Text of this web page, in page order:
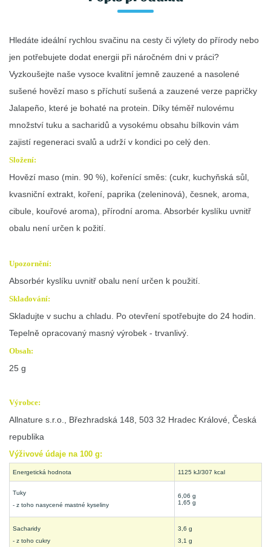
Hledáte ideální rychlou svačinu na cesty či výlety do přírody nebo
jen potřebujete dodat energii při náročném dni v práci?
Vyzkoušejte naše vysoce kvalitní jemně zauzené a nasolené
sušené hovězí maso s příchutí sušená a zauzené verze papričky
Jalapeño, které je bohaté na protein. Díky téměř nulovému
množství tuku a sacharidů a vysokému obsahu bílkovin vám
zajistí regeneraci svalů a udrží v kondici po celý den.
Složení:
Hovězí maso (min. 90 %), kořenící směs: (cukr, kuchyňská sůl,
kvasniční extrakt, koření, paprika (zeleninová), česnek, aroma,
cibule, kouřové aroma), přírodní aroma. Absorbér kyslíku uvnitř
obalu není určen k požití.
Upozornění:
Absorbér kyslíku uvnitř obalu není určen k použití.
Skladování:
Skladujte v suchu a chladu. Po otevření spotřebujte do 24 hodin.
Tepelně opracovaný masný výrobek - trvanlivý.
Obsah:
25 g
Výrobce:
Allnature s.r.o., Březhradská 148, 503 32 Hradec Králové, Česká
republika
Výživové údaje na 100 g:
Energetická hodnota 1125 kJ/307 kcal
Tuky
- z toho nasycené mastné kyseliny
6,06 g
1,65 g
Sacharidy
- z toho cukry
3,6 g
3,1 g